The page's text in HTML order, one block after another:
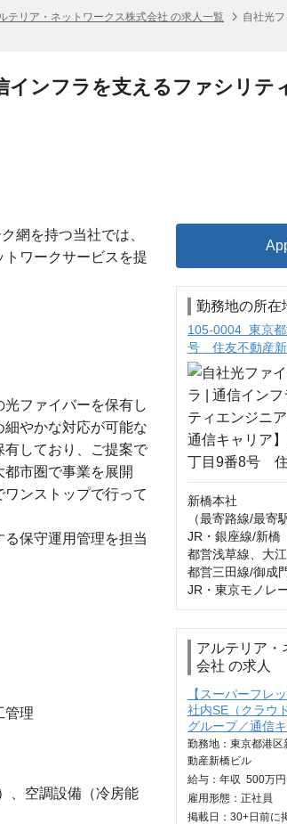
テリア・ネットワークス株式会社 の求人一覧
自社光フ
インフラを支えるファシリテ
網を持つ当社では、
ワークサービスを提
ファイバーを保有し
やかな対応が可能な
しており、ご提案で
市圏で事業を展開
ンストップで行って
保守運用管理を担当
管理
、空調設備（冷房能
勤務地の所在
105-0004 東京
号 住友不動産
新橋本社
（最寄路線/最寄
JR・銀座線/新橋
都営浅草線、大
都営三田線/御成
JR・東京モノレ
アルテリア・
会社 の求人
【スーパーフレ
社内SE（クラウ
グループ／通信キ
勤務地：東京都港
動産新橋ビル
給与： 年収 500万
雇用形態：正社員
掲載日： 30+日 前に